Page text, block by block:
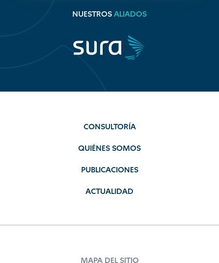
NUESTROS ALIADOS
CONSULTORÍA
QUIÉNES SOMOS
PUBLICACIONES
ACTUALIDAD
MAPA DEL SITIO